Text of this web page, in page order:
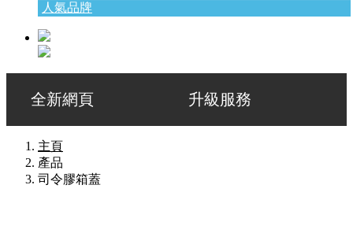
人氣品牌
全新網頁 升級服務
主頁
產品
司令膠箱蓋